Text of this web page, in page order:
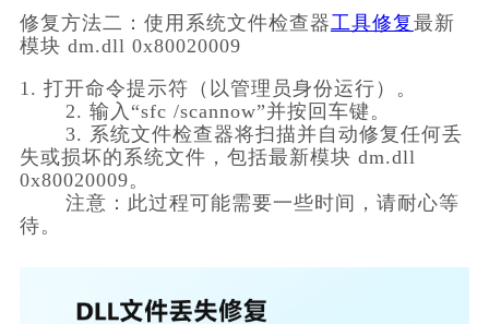
修复方法二：使用系统文件检查器工具修复最新
模块 dm.dll 0x80020009
1. 打开命令提示符（以管理员身份运行）。
       2. 输入“sfc /scannow”并按回车键。
失或损坏的系统文件，包括最新模块 dm.dll
0x80020009。
待。